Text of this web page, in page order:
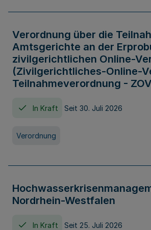
Verordnung über die
Amtsgerichte an der
zivilgerichtlichen Online-
(Zivilgerichtliches-Online-
Teilnahmeverordnung -
In Kraft Seit 30. Juli 2026
Verordnung
Nordrhein-Westfalen
In Kraft Seit 25. Juli 2026